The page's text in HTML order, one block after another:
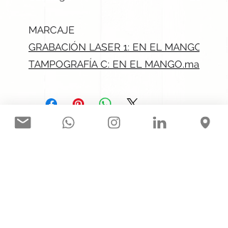
MARCAJE
GRABACIÓN LASER 1: EN EL MANGO.max:
TAMPOGRAFÍA C: EN EL MANGO.max: